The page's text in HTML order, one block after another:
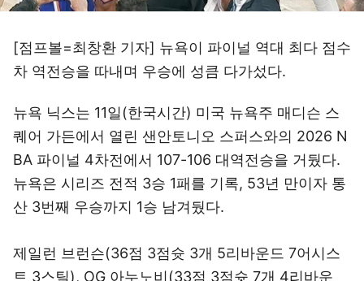
[점프볼=최창환 기자] 뉴욕이 파이널 역대 최다 점수
차 역전승을 따내며 우승에 성큼 다가섰다.
뉴욕 닉스는 11일(한국시간) 미국 뉴욕주 매디슨 스
퀘어 가든에서 열린 샌안토니오 스퍼스와의 2026 N
BA 파이널 4차전에서 107-106 대역전승을 거뒀다.
뉴욕은 시리즈 전적 3승 1패를 기록, 53년 만이자 통
산 3번째 우승까지 1승 남겨뒀다.
제일런 브런슨(36점 3점슛 3개 5리바운드 7어시스
트 3스틸), OG 아누노비(33점 3점슛 7개 4리바운